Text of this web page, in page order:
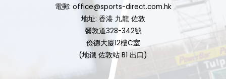
電郵: office@sports-direct.com.hk
地址: 香港 九龍 佐敦
彌敦道328-342號
儉德大廈12樓C室
(地鐵 佐敦站 B1 出口)